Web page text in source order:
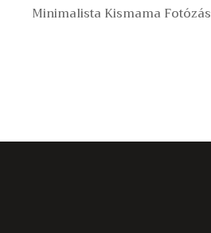
Minimalista Kismama Fotózás